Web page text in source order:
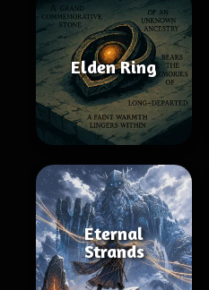
Elden Ring
Eternal
Strands